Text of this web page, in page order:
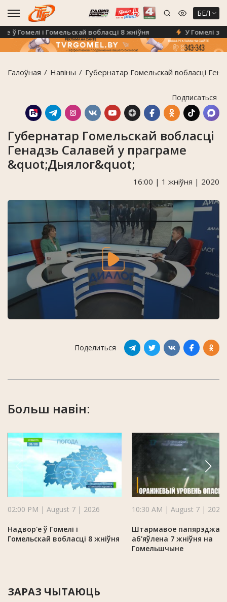
БЕЛ
і Гомельскай вобласці 8 жніўня У Гомелі
Галоўная Навiны Губернатар Гомельскай вобласці
Подписаться
Губернатар Гомельскай вобласці
Генадзь Салавей у праграме
&quot;Дыялог&quot;
16:00 | 1 жніўня | 2020
Поделиться
Больш навін:
02:00 PM | August 7 | 2026
Надвор'е ў Гомелі і
Гомельскай вобласці 8 жніўня
10:30 AM | August 7 | 2026
Штармавое
аб'яўлена 7 жніўня на
Гомельшчыне
ЗАРАЗ ЧЫТАЮЦЬ